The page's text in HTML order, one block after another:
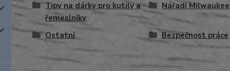
Tipy na dárky pro kutily a
řemeslníky
Nářadí Milwaukee
Ostatní Bezpečnost práce